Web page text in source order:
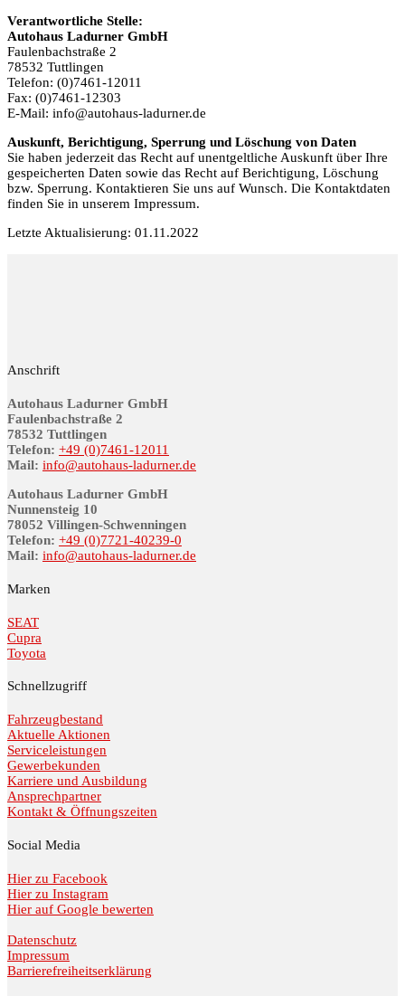
Verantwortliche Stelle:
Autohaus Ladurner GmbH
Fau­len­bach­stra­ße 2
78532 Tutt­lin­gen
Telefon: (0)7461-12011
Fax: (0)7461-12303
E-Mail: info@au­to­haus-lad­ur­ner.de
Auskunft, Berichtigung, Sperrung und Löschung von Daten
Sie haben jederzeit das Recht auf unentgeltliche Auskunft über Ihre
gespeicherten Daten sowie das Recht auf Berichtigung, Löschung
bzw. Sperrung. Kontaktieren Sie uns auf Wunsch. Die Kontaktdaten
finden Sie in unserem Impressum.
Letzte Aktualisierung: 01.11.2022
Anschrift
Autohaus Ladurner GmbH
Fau­len­bach­stra­ße 2
78532 Tutt­lin­gen
Telefon: +49 (0)7461-12011
Mail: info@au­to­haus-lad­ur­ner.de
Autohaus Ladurner GmbH
Nunnensteig 10
78052 Villingen-Schwenningen
Telefon: +49 (0)7721-40239-0
Mail: info@au­to­haus-lad­ur­ner.de
Marken
SEAT
Cupra
Toyota
Schnellzugriff
Fahrzeugbestand
Aktuelle Aktionen
Serviceleistungen
Gewerbekunden
Karriere und Ausbildung
Ansprechpartner
Kontakt & Öffnungszeiten
Social Media
Hier zu Facebook
Hier zu Instagram
Hier auf Google bewerten
Datenschutz
Impressum
Barrierefreiheitserklärung